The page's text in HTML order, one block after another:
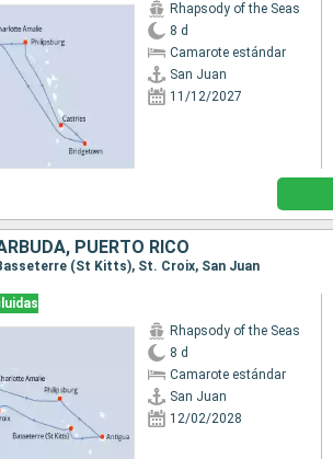
Rhapsody of the Seas
8 d
Camarote estándar
San Juan
11/12/2027
PUERTO RICO
(St Kitts), St. Croix, San Juan
Rhapsody of the Seas
8 d
Camarote estándar
San Juan
12/02/2028